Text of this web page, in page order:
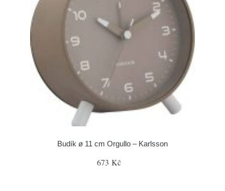
Budík ø 11 cm Orgullo – Karlsson
673 Kč